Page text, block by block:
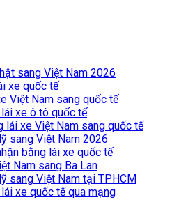
sang Việt Nam 2026
xe quốc tế
Việt Nam sang quốc tế
xe ô tô quốc tế
xe Việt Nam sang quốc tế
sang Việt Nam 2026
bằng lái xe quốc tế
Nam sang Ba Lan
sang Việt Nam tại TPHCM
xe quốc tế qua mạng